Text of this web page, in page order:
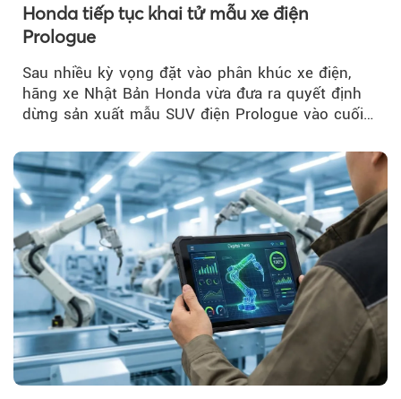
Honda tiếp tục khai tử mẫu xe điện
Prologue
Sau nhiều kỳ vọng đặt vào phân khúc xe điện,
hãng xe Nhật Bản Honda vừa đưa ra quyết định
dừng sản xuất mẫu SUV điện Prologue vào cuối